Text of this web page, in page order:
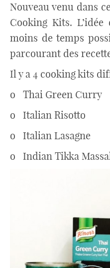
Nouveau venu dans
Cooking Kits.
moins de temps
parcourant des
Il y a 4 cooking kits
o Thai Green Curry
o Italian Risotto
o Italian Lasagne
o Indian Tikka